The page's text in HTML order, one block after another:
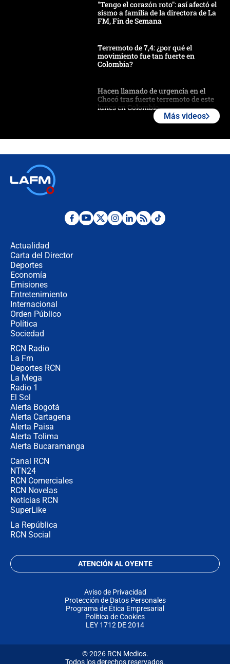
"Tengo el corazón roto": así afectó el
sismo a familia de la directora de La
FM, Fin de Semana
Terremoto de 7,4: ¿por qué el
movimiento fue tan fuerte en
Colombia?
Hacen llamado de urgencia en el
Chocó tras fuerte terremoto de este
lunes en Colombia
Fuerte temblor en Colombia hoy:
Más videos
Actualidad
Carta del Director
Deportes
Economía
Emisiones
Entretenimiento
Internacional
Orden Público
Política
Sociedad
RCN Radio
La Fm
Deportes RCN
La Mega
Radio 1
El Sol
Alerta Bogotá
Alerta Cartagena
Alerta Paisa
Alerta Tolima
Alerta Bucaramanga
Canal RCN
NTN24
RCN Comerciales
RCN Novelas
Noticias RCN
SuperLike
La República
RCN Social
ATENCIÓN AL OYENTE
Aviso de Privacidad
Protección de Datos Personales
Programa de Ética Empresarial
Política de Cookies
LEY 1712 DE 2014
© 2026 RCN Medios.
Todos los derechos reservados.